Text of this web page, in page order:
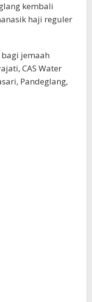
kembali
haji reguler
jemaah
CAS Water
Pandeglang,